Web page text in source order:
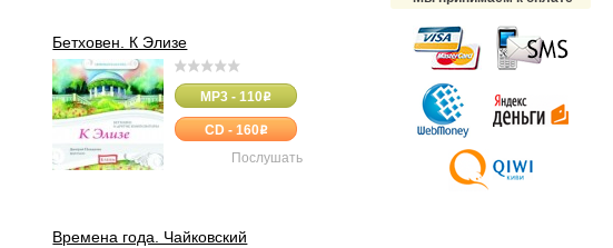
Бетховен. К Элизе
MP3 - 110o
CD - 160o
Послушать
Времена года. Чайковский